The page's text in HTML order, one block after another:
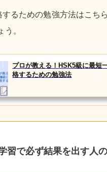
るための勉強方法はこち
う。
プロが教える！HSK5級に最短
格するための勉強法
習で必ず結果を出す人